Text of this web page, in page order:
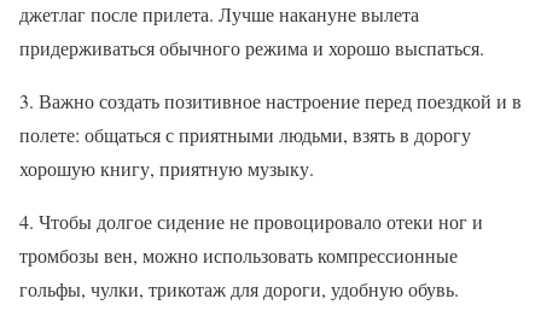
джетлаг после прилета. Лучше накануне вылета
придерживаться обычного режима и хорошо выспаться.
3. Важно создать позитивное настроение перед поездкой и в
полете: общаться с приятными людьми, взять в дорогу
хорошую книгу, приятную музыку.
4. Чтобы долгое сидение не провоцировало отеки ног и
тромбозы вен, можно использовать компрессионные
гольфы, чулки, трикотаж для дороги, удобную обувь.